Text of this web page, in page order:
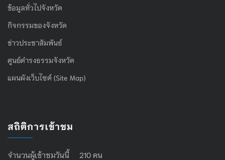
ข้อมูลทั่วไปจังหวัด
กิจกรรมของจังหวัด
ข่าวประชาสัมพันธ์
ศูนย์ดำรงธรรมจังหวัด
แผนผังเว็บไซต์ (Site Map)
สถิติการเข้าชม
จำนวนผู้เข้าชมวันนี้ 210 คน